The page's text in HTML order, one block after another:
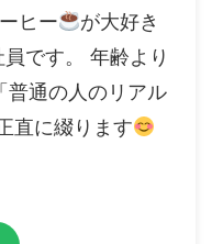
ヒー
が大好き
です。 年齢より
普通の人のリアル
直に綴ります